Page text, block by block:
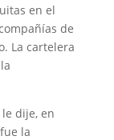
en el
de
La cartelera
dije, en
la